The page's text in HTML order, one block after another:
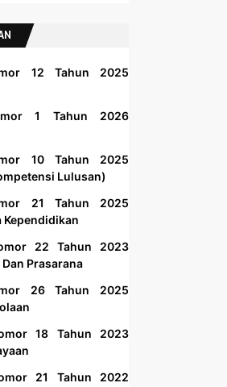
12 Tahun 2025
1 Tahun 2026
10 Tahun 2025
Lulusan)
21 Tahun 2025
Kependidikan
22 Tahun 2023
Prasarana
26 Tahun 2025
18 Tahun 2023
21 Tahun 2022